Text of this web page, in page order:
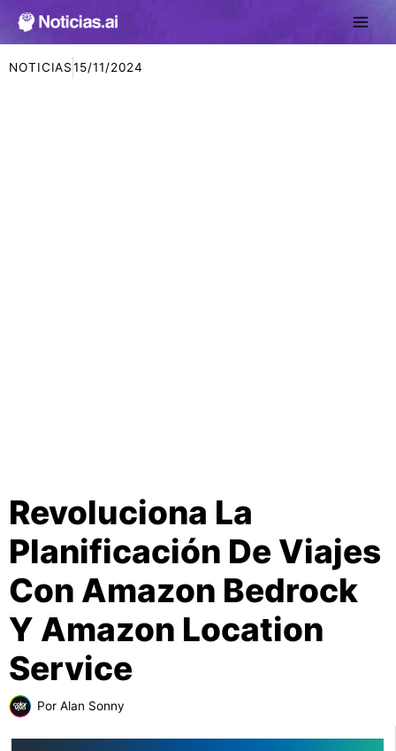
NOTICIAS 15/11/2024
Revoluciona La
Planificación De Viajes
Con Amazon Bedrock
Y Amazon Location
Service
Por Alan Sonny